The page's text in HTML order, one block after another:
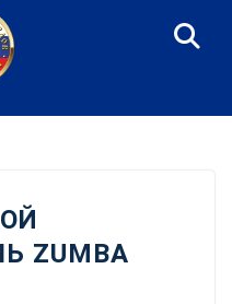
ZUMBA